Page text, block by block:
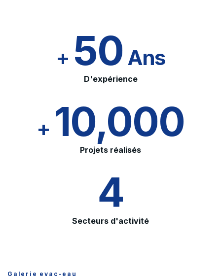
D'expérience
+ 50 Ans
Projets réalisés
+ 10,000
Secteurs d'activité
4
Galerie evac-eau